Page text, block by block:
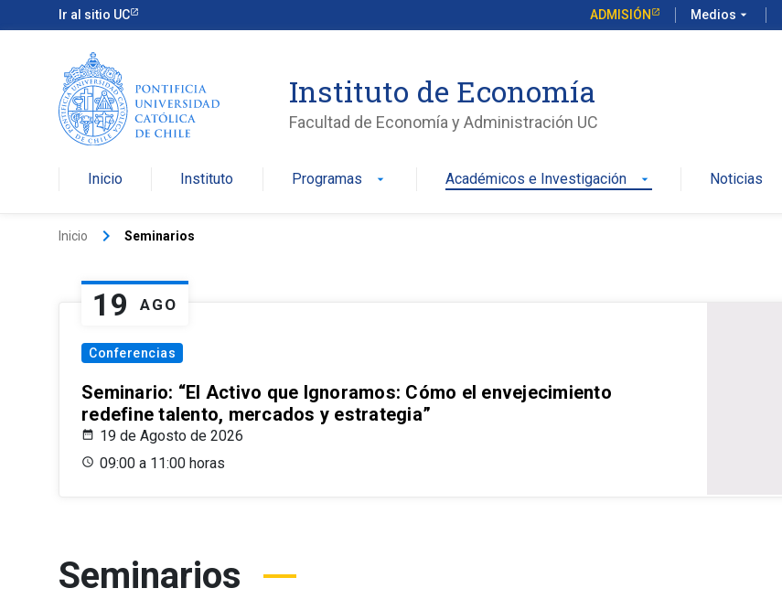
Ir al sitio UC ADMISIÓN Medios arrow_drop_down
Instituto de Economía
Facultad de Economía y Administración UC
Inicio Instituto Programas arrow_drop_down Académicos e Investigación arrow_drop_down Noticias
Inicio keyboard_arrow_right Seminarios
19 AGO
Conferencias
Seminario: “El Activo que Ignoramos: Cómo el envejecimiento
redefine talento, mercados y estrategia”
19 de Agosto de 2026
09:00 a 11:00 horas
Seminarios